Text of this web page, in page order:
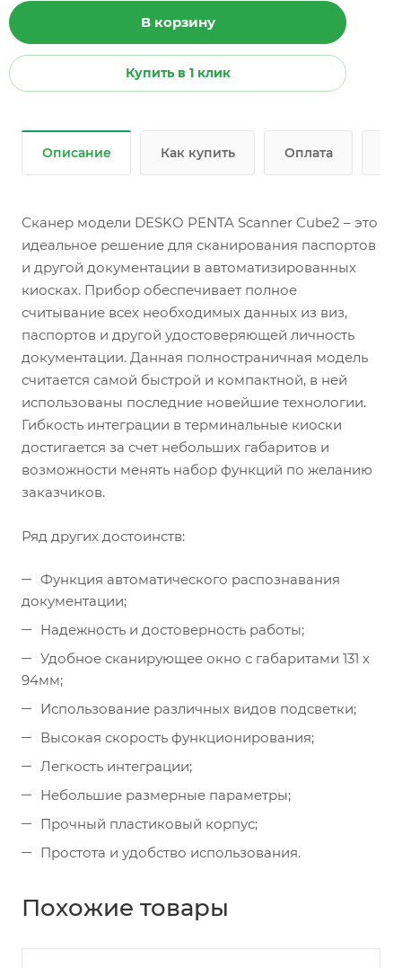
В корзину
Купить в 1 клик
Описание Как купить Оплата
Сканер модели DESKO PENTA Scanner Cube2 – это
идеальное решение для сканирования паспортов
и другой документации в автоматизированных
киосках. Прибор обеспечивает полное
считывание всех необходимых данных из виз,
паспортов и другой удостоверяющей личность
документации. Данная полностраничная модель
считается самой быстрой и компактной, в ней
использованы последние новейшие технологии.
Гибкость интеграции в терминальные киоски
достигается за счет небольших габаритов и
возможности менять набор функций по желанию
заказчиков.
Ряд других достоинств:
Функция автоматического распознавания
документации;
Надежность и достоверность работы;
Удобное сканирующее окно с габаритами 131 х
94мм;
Использование различных видов подсветки;
Высокая скорость функционирования;
Легкость интеграции;
Небольшие размерные параметры;
Прочный пластиковый корпус;
Простота и удобство использования.
Похожие товары